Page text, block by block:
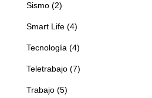
Sismo(2)
Smart Life(4)
Tecnología (4)
Teletrabajo(7)
Trabajo(5)